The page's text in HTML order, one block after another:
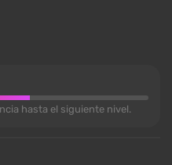
hasta el siguiente nivel.